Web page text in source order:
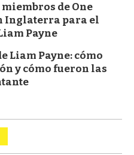
de One
Inglaterra para el
Payne
Liam Payne: cómo
y cómo fueron las